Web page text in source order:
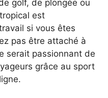
golf, de plongée ou
est
si vous êtes
pas être attaché à
serait passionnant de
grâce au sport